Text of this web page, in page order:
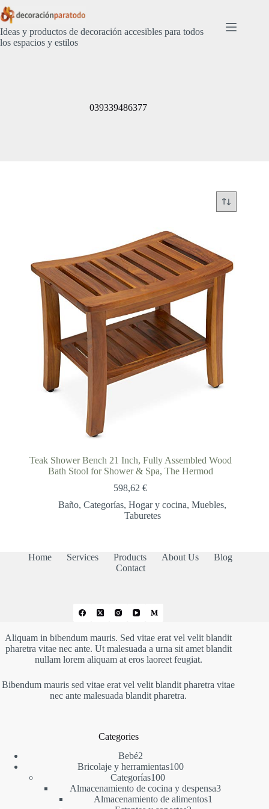
Saltar
al
contenido
Ideas y productos de decoración accesibles para todos
los espacios y estilos
039339486377
Teak Shower Bench 21 Inch, Fully Assembled Wood
Bath Stool for Shower & Spa, The Hermod
598,62€
Baño,Categorías,Hogar y cocina,Muebles,
Taburetes
Home Services Products About Us
Blog
Contact
Aliquam in bibendum mauris. Sed vitae erat vel velit blandit
pharetra vitae nec ante. Ut malesuada a urna sit amet blandit
nullam lorem aliquam at eros laoreet feugiat.
Bibendum mauris sed vitae erat vel velit blandit pharetra vitae
nec ante malesuada blandit pharetra.
Categories
Bebé22
productos
Bricolaje y herramientas100100
Categorías100100
productos
Almacenamiento de cocina y despensa33
Almacenamiento de alimentos1